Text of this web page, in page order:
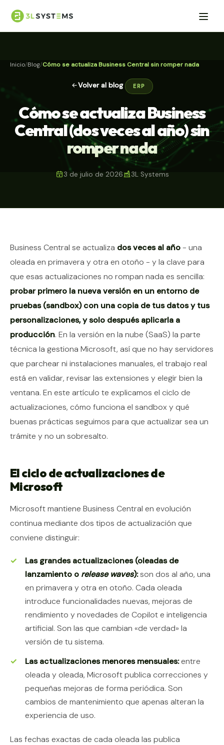
Inicio Blog Cómo se actualiza Business Central sin romper nada
Volver al blog ERP
Cómo se actualiza Business
Central (dos veces al año) sin
romper nada
3 de julio de 2026 3L Systems
Contenido del artículo
Business Central se actualiza dos veces al año- una
oleada en primavera y otra en otoño - y la clave para
que esas actualizaciones no rompan nada es sencilla:
probar primero la nueva versión en un entorno de
pruebas (sandbox) con una copia de tus datos y tus
personalizaciones, y solo después aplicarla a
producción. En la versión en la nube (SaaS) la parte
técnica la gestiona Microsoft, así que no hay servidores
que parchear ni instalaciones manuales, el trabajo real
está en validar, revisar las extensiones y elegir bien la
ventana. En este artículo te explicamos el ciclo de
actualizaciones, cómo funciona el sandbox y qué
buenas prácticas seguimos para que actualizar sea un
trámite y no un sobresalto.
El ciclo de actualizaciones de
Microsoft
Microsoft mantiene Business Central en evolución
continua mediante dos tipos de actualización que
conviene distinguir:
Las grandes actualizaciones (oleadas de
lanzamiento o release waves):son dos al año, una
en primavera y otra en otoño. Cada oleada
introduce funcionalidades nuevas, mejoras de
rendimiento y novedades de Copilot e inteligencia
artificial. Son las que cambian «de verdad» la
versión de tu sistema.
Las actualizaciones menores mensuales:entre
oleada y oleada, Microsoft publica correcciones y
pequeñas mejoras de forma periódica. Son
cambios de mantenimiento que apenas alteran la
experiencia de uso.
Las fechas exactas de cada oleada las publica